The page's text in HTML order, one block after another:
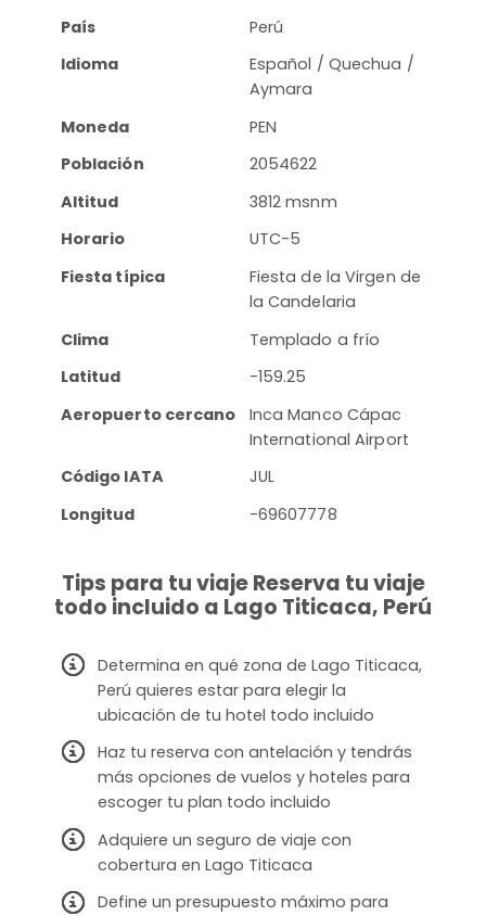
País
Perú
Idioma
Español / Quechua /
Aymara
Moneda
PEN
Población
2054622
Altitud
3812 msnm
Horario
UTC-5
Fiesta típica
Fiesta de la Virgen de
la Candelaria
Clima
Templado a frío
Latitud
-159.25
Aeropuerto cercano
Inca Manco Cápac
International Airport
Código IATA
JUL
Longitud
-69607778
Tips para tu viaje Reserva tu viaje
todo incluido a Lago Titicaca, Perú
Determina en qué zona de Lago Titicaca,
Perú quieres estar para elegir la
ubicación de tu hotel todo incluido
Haz tu reserva con antelación y tendrás
más opciones de vuelos y hoteles para
escoger tu plan todo incluido
Adquiere un seguro de viaje con
cobertura en Lago Titicaca
Define un presupuesto máximo para